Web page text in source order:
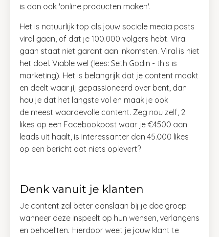
is dan ook 'online producten maken'.
Het is natuurlijk top als jouw sociale media posts
viral gaan, of dat je 100.000 volgers hebt. Viral
gaan staat niet garant aan inkomsten. Viral is niet
het doel. Viable wel (lees: Seth Godin - this is
marketing). Het is belangrijk dat je content maakt
en deelt waar jij gepassioneerd over bent, dan
hou je dat het langste vol en maak je ook
de meest waardevolle content. Zeg nou zelf, 2
likes op een Facebookpost waar je €4500 aan
leads uit haalt, is interessanter dan 45.000 likes
op een bericht dat niets oplevert?
Denk vanuit je klanten
Je content zal beter aanslaan bij je doelgroep
wanneer deze inspeelt op hun wensen, verlangens
en behoeften. Hierdoor weet je jouw klant te